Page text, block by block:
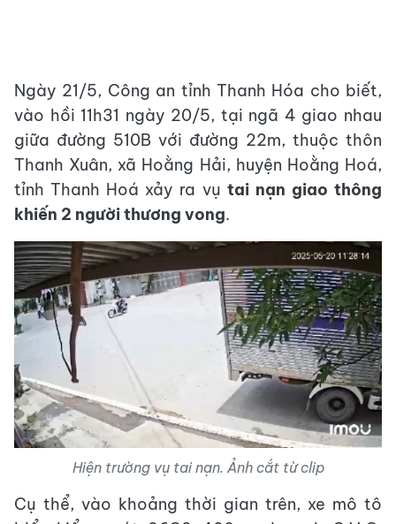
Ngày 21/5, Công an tỉnh Thanh Hóa cho biết,
vào hồi 11h31 ngày 20/5, tại ngã 4 giao nhau
giữa đường 510B với đường 22m, thuộc thôn
Thanh Xuân, xã Hoằng Hải, huyện Hoằng Hoá,
tỉnh Thanh Hoá xảy ra vụ tai nạn giao thông
khiến 2 người thương vong.
Hiện trường vụ tai nạn. Ảnh cắt từ clip
Cụ thể, vào khoảng thời gian trên, xe mô tô